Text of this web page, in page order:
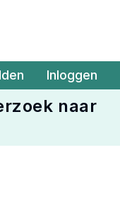
Inloggen
naar